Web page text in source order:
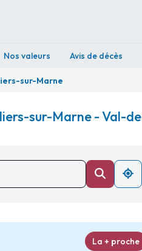
Nos valeurs Avis de décès
sur-Marne
sur-Marne - Val-
La + proche